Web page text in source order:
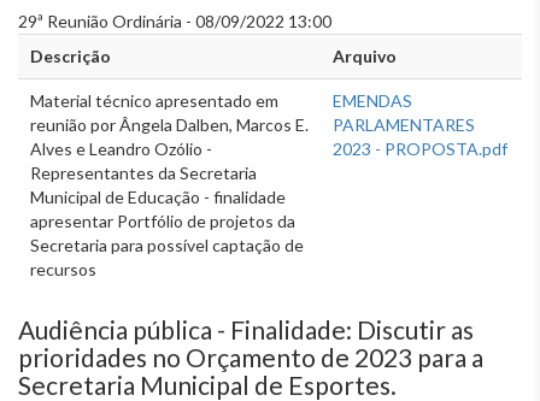
29ª Reunião Ordinária - 08/09/2022 13:00
Descrição
Arquivo
Material técnico apresentado em
reunião por Ângela Dalben, Marcos E.
Alves e Leandro Ozólio -
Representantes da Secretaria
Municipal de Educação - finalidade
apresentar Portfólio de projetos da
Secretaria para possível captação de
recursos
EMENDAS
PARLAMENTARES
2023 - PROPOSTA.pdf
Audiência pública - Finalidade: Discutir as
prioridades no Orçamento de 2023 para a
Secretaria Municipal de Esportes.